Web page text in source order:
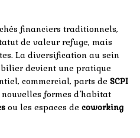
financiers traditionnels,
de valeur refuge, mais
La diversification au sein
devient une pratique
commercial, parts de SCPI
formes d’habitat
ou les espaces de coworking